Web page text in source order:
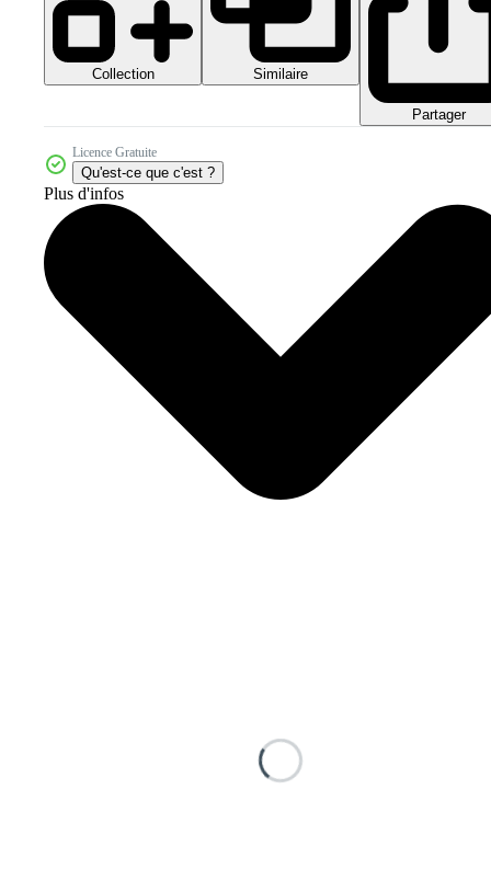
Collection Similaire
Partager
Licence Gratuite
Qu'est-ce que c'est ?
Plus d'infos